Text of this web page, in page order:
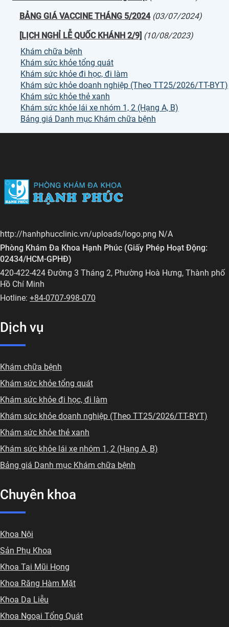
BẢNG GIÁ VACCINE THÁNG 5/2024 (03/07/2024)
[LỊCH NGHỈ LỄ QUỐC KHÁNH 2/9] (10/08/2023)
Khám chữa bệnh
Khám sức khỏe tổng quát
Khám sức khỏe đi học, đi làm
Khám sức khỏe doanh nghiệp (Theo TT25/2026/TT-BYT)
Khám sức khỏe thẻ xanh
Khám sức khỏe lái xe nhóm 1, 2 (Hạng A, B)
Bảng giá Danh mục Khám chữa bệnh
http://hanhphucclinic.vn/uploads/logo.png N/A
Phòng Khám Đa Khoa Hạnh Phúc (Giấy Phép Hoạt Động:
02434/HCM-GPHĐ)
420-422-424 Đường 3 Tháng 2, Phường Hoà Hưng, Thành phố
Hồ Chí Minh
Hotline: +84-0707-998-070
Dịch vụ
Khám chữa bệnh
Khám sức khỏe tổng quát
Khám sức khỏe đi học, đi làm
Khám sức khỏe doanh nghiệp (Theo TT25/2026/TT-BYT)
Khám sức khỏe thẻ xanh
Khám sức khỏe lái xe nhóm 1, 2 (Hạng A, B)
Bảng giá Danh mục Khám chữa bệnh
Chuyên khoa
Khoa Nội
Sản Phụ Khoa
Khoa Tai Mũi Họng
Khoa Răng Hàm Mặt
Khoa Da Liễu
Khoa Ngoại Tổng Quát